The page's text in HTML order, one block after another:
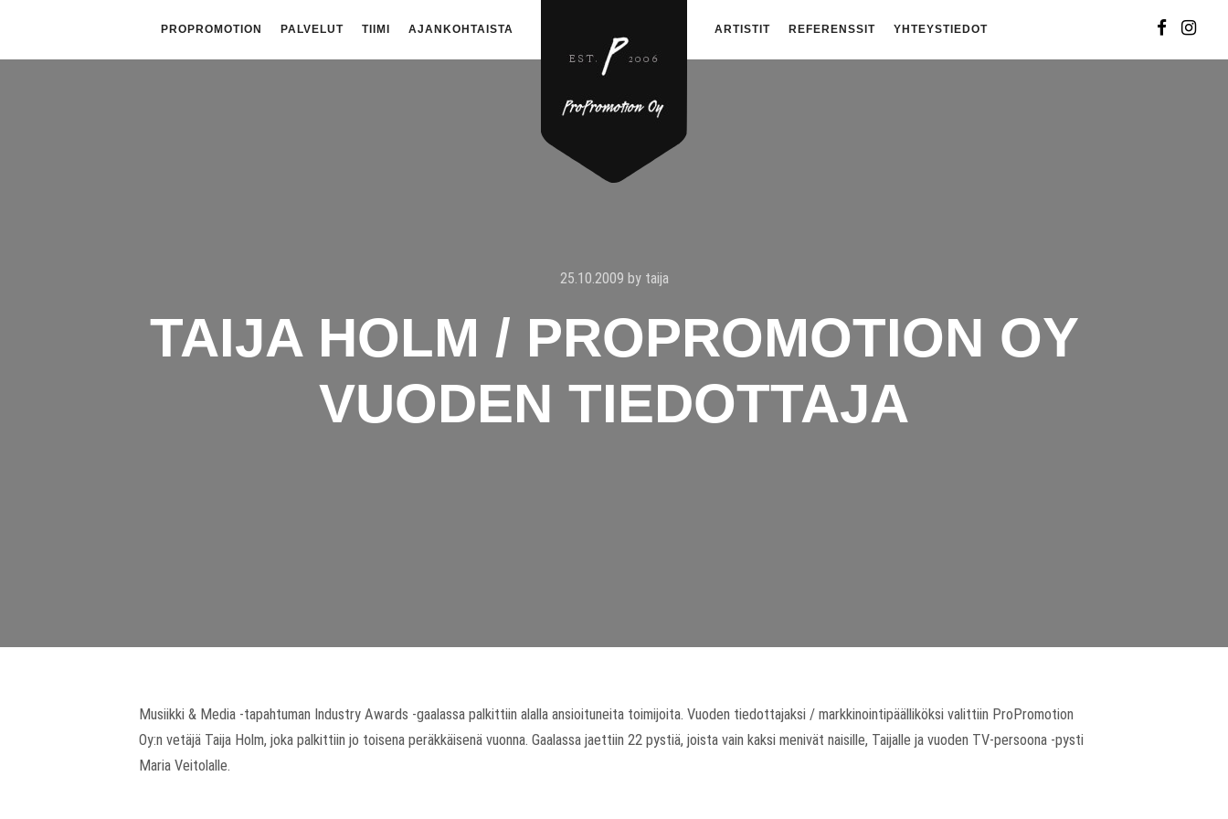
PROPROMOTION PALVELUT TIIMI AJANKOHTAISTA ARTISTIT REFERENSSIT YHTEYSTIEDOT
25.10.2009 by taija
TAIJA HOLM / PROPROMOTION OY
VUODEN TIEDOTTAJA
Musiikki & Media -tapahtuman Industry Awards -gaalassa palkittiin alalla ansioituneita toimijoita. Vuoden tiedottajaksi / markkinointipäälliköksi valittiin ProPromotion
Oy:n vetäjä Taija Holm, joka palkittiin jo toisena peräkkäisenä vuonna. Gaalassa jaettiin 22 pystiä, joista vain kaksi menivät naisille, Taijalle ja vuoden TV-persoona -pysti
Maria Veitolalle.